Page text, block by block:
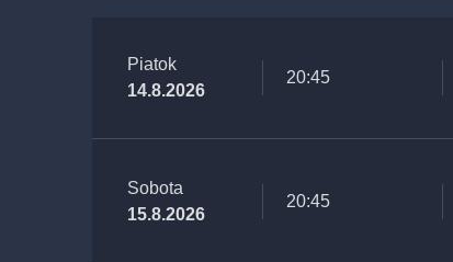
Piatok
14.8.2026
20:45
Sobota
15.8.2026
20:45